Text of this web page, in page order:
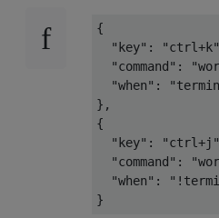
{
"key":
"command":
"when":
},
{
"key":
"command":
"when":